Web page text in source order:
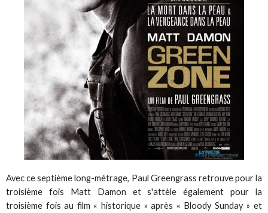
Avec ce septième long-métrage, Paul Greengrass retrouve pour la
troisième fois Matt Damon et s'attèle également pour la
troisième fois au film « historique » après « Bloody Sunday » et